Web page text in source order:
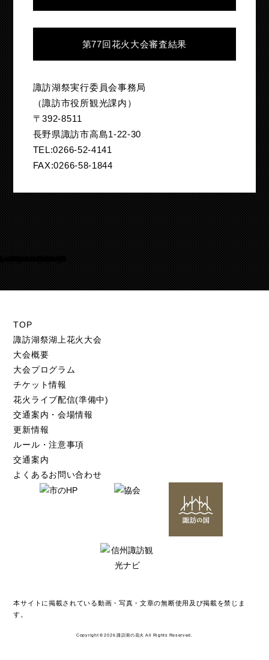
第77回花火大会審査結果
諏訪湖祭実行委員会事務局
（諏訪市役所観光課内）
〒392-8511
長野県諏訪市高島1-22-30
TEL:0266-52-4141
FAX:0266-58-1844
Warning/home/suwakohanabi/suwako-hanabi.com/public_html/test.suwako-hanabi.com/wp-content/themes/suwako-hanabi_2018/footer.php105
TOP
諏訪湖祭湖上花火大会
大会概要
大会プログラム
チケット情報
花火ライブ配信(準備中)
交通案内・会場情報
更新情報
ルール・注意事項
交通案内
よくあるお問い合わせ
本サイトに掲載されている動画・写真・文章の無断使用及び掲載を禁じま
す。
Copyright © 2026 諏訪湖の花火 All Rights Reserved.